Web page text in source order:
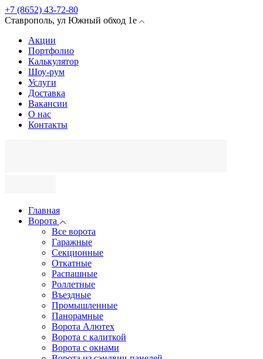
+7 (8652) 43-72-80
Ставрополь, ул Южный обход 1е
Акции
Портфолио
Калькулятор
Шоу-рум
Услуги
Доставка
Вакансии
О нас
Контакты
Главная
Ворота
Все ворота
Гаражные
Секционные
Откатные
Распашные
Роллетные
Въездные
Промышленные
Панорамные
Ворота Алютех
Ворота с калиткой
Ворота c окнами